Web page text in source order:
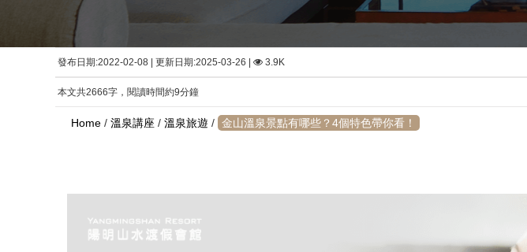
發布日期:2022-02-08 | 更新日期:2025-03-26 | 3.9K
本文共2666字，閱讀時間約9分鐘
Home/ 溫泉講座 / 溫泉旅遊 / 金山溫泉景點有哪些？4個特色帶你看！